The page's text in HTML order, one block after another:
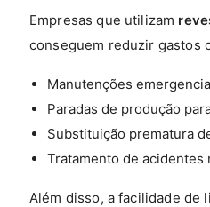
Empresas que utilizam
conseguem reduzir gastos
Manutenções
Paradas de produção
Substituição prematura
Tratamento de acidentes
Além disso, a facilidade de